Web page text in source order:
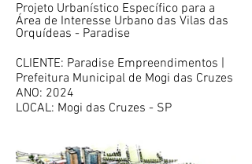
Projeto Urbanístico Específico para a
Área de Interesse Urbano das Vilas das
Orquídeas - Paradise
CLIENTE: Paradise Empreendimentos |
Prefeitura Municipal de Mogi das Cruzes
ANO: 2024
LOCAL: Mogi das Cruzes - SP